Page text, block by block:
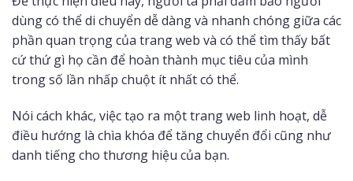
dùng có thể di chuyển dễ dàng và nhanh chóng giữa các
phần quan trọng của trang web và có thể tìm thấy bất
cứ thứ gì họ cần để hoàn thành mục tiêu của mình
trong số lần nhấp chuột ít nhất có thể.
Nói cách khác, việc tạo ra một trang web linh hoạt, dễ
điều hướng là chìa khóa để tăng chuyển đổi cũng như
danh tiếng cho thương hiệu của bạn.